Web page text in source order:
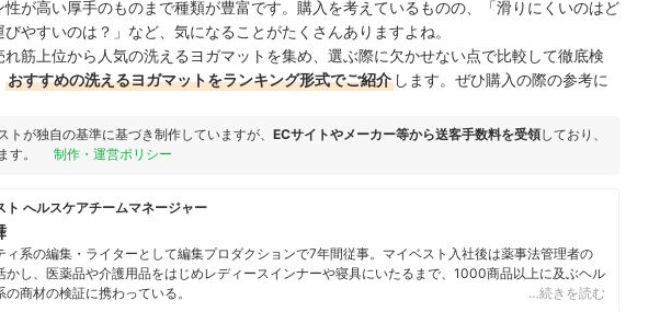
が高い厚手のものまで種類が豊富です。購入を考えているものの、「滑りにくいのはど
やすいのは？」など、気になることがたくさんありますよね。
筋上位から人気の洗えるヨガマットを集め、選ぶ際に欠かせない点で比較して徹底検
おすすめの洗えるヨガマットをランキング形式でご紹介 します。ぜひ購入の際の参考に
トが独自の基準に基づき制作していますが、 ECサイトやメーカー等から送客手数料を受領しており、
す。
制作・運営ポリシー
ト へルスケアチームマネージャー
ィ系の編集・ライターとして編集プロダクションで7年間従事。マイベスト入社後は薬事法管理者の
かし、医薬品や介護用品をはじめレディースインナーや寝具にいたるまで、1000商品以上に及ぶヘル
の商材の検証に携わっている。
…続きを読む